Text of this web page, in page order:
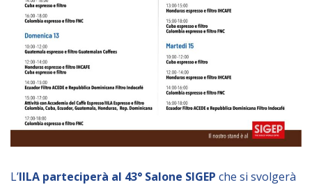
Giustizia e Sicurezza
EUROsociAL
EL PAcCTO
EUROFRONT
COPOLAD III
AL-INVEST Verde
MEDIA
L’IILA parteciperà al 43° Salone SIGEP che si svolgerà